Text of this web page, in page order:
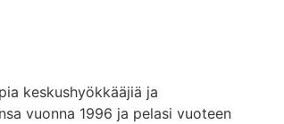
keskushyökkääjiä ja
vuonna 1996 ja pelasi vuoteen